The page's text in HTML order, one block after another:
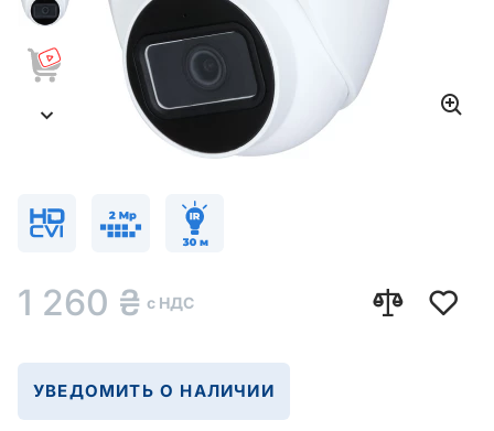
1 260 ₴ с НДС
УВЕДОМИТЬ О НАЛИЧИИ